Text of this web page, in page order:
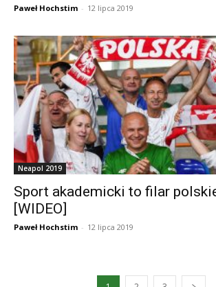
Paweł Hochstim - 12 lipca 2019
Neapol 2019
Sport akademicki to filar
[WIDEO]
Paweł Hochstim - 12 lipca 2019